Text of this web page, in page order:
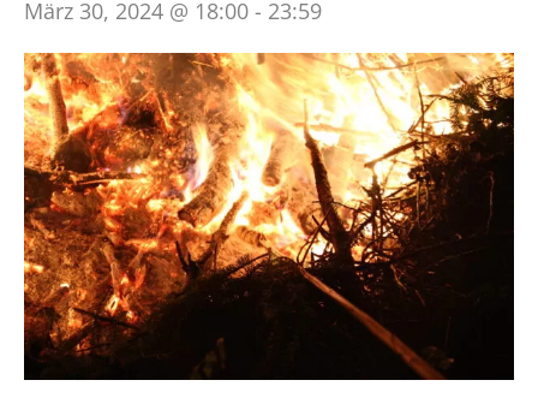
März 30, 2024 @ 18:00 - 23:59